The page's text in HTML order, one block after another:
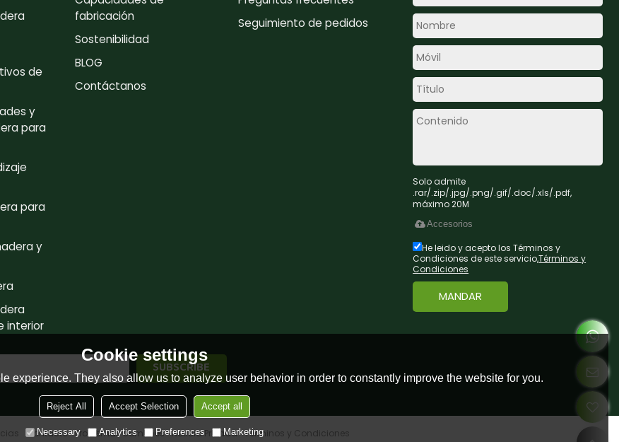
de
y
para
para
y
interior
fabricación
Sostenibilidad
BLOG
Contáctanos
Seguimiento de pedidos
Solo admite
.rar/.zip/.jpg/.png/.gif/.doc/.xls/.pdf,
máximo 20M
Accesorios
He leido y acepto los Términos y
Condiciones de este servicio,Términos y
Condiciones
MANDAR
Contacto Problemas comunes Noticia Privada Términos y Condiciones
Cookie settings
experience. They also allow us to analyze user behavior in order to constantly improve the website for you.
Reject All Accept Selection Accept all
Necessary Analytics Preferences Marketing